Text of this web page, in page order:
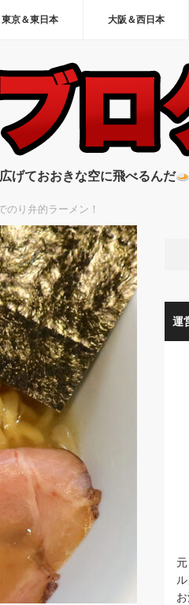
東京＆東日本 大阪＆西日本
げておおきな空に飛べるんだ
のり弁的ラーメン！
運